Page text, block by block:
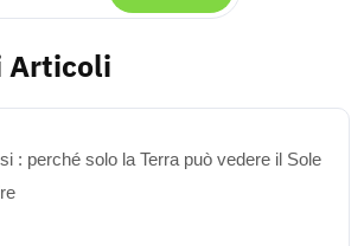
Articoli
: perché solo la Terra può vedere il Sole